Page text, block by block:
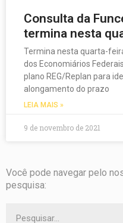
Consulta da
termina nesta
Termina nesta quarta-
dos Economiários
plano REG/Replan para
alongamento do prazo
LEIA MAIS »
9 de novembro de 2021
Você pode navegar pelo
pesquisa: